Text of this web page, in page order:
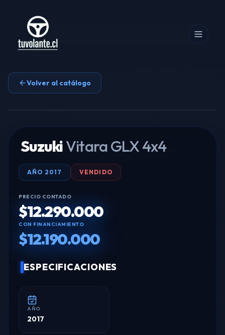
Volver al catálogo
SuzukiVitara GLX 4x4
AÑO 2017 VENDIDO
PRECIO CONTADO
$12.290.000
CON FINANCIAMIENTO
$12.190.000
ESPECIFICACIONES
AÑO
2017